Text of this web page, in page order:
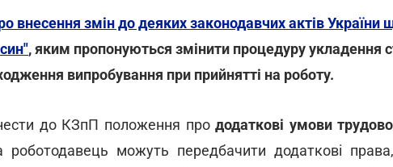
внесення змін до деяких законодавчих актів України
, яким пропонуються змінити процедуру укладення
випробування при прийнятті на роботу.
до КЗпП положення прододаткові умови
можуть передбачити додаткові